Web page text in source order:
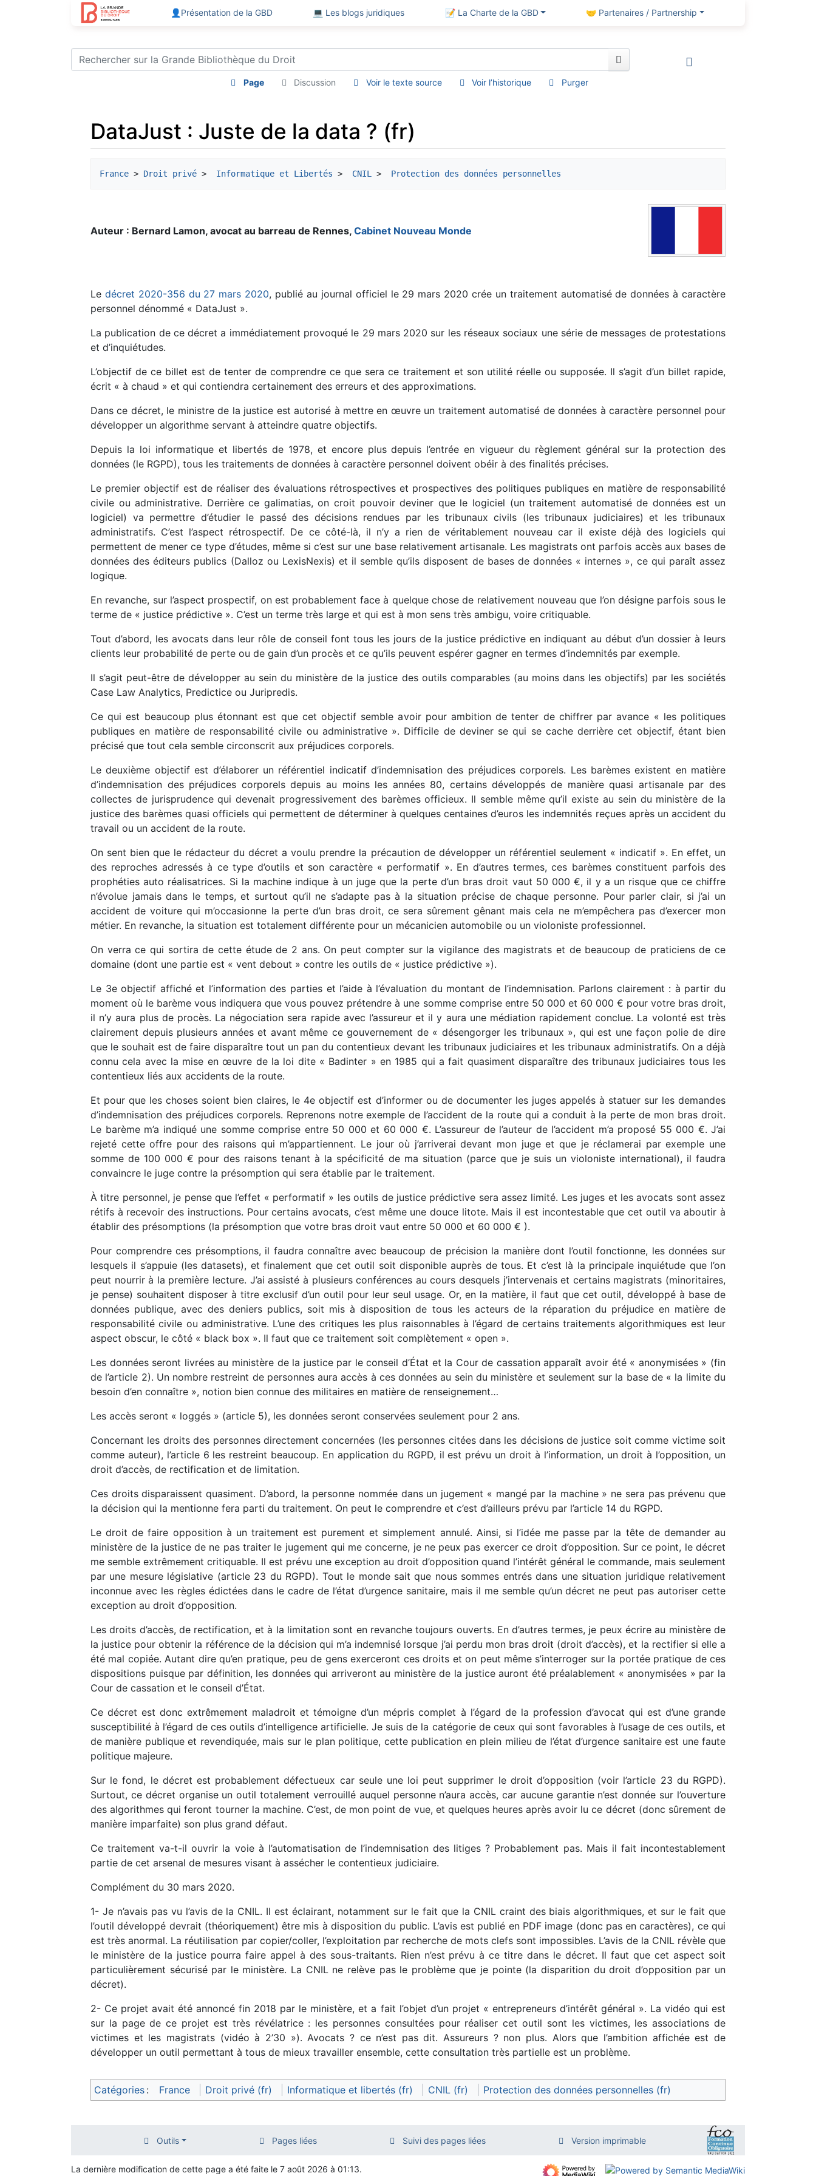
👤Présentation de la GBD 💻 Les blogs juridiques 📝 La Charte de la GBD 🤝 Partenaires / Partnership
Page Discussion Voir le texte source Voir l’historique Purger
DataJust : Juste de la data ? (fr)
France > Droit privé > Informatique et Libertés > CNIL > Protection des données personnelles
Auteur : Bernard Lamon, avocat au barreau de Rennes, Cabinet Nouveau Monde
Le décret 2020-356 du 27 mars 2020, publié au journal officiel le 29 mars 2020 crée un traitement automatisé de données à caractère
personnel dénommé « DataJust ».
La publication de ce décret a immédiatement provoqué le 29 mars 2020 sur les réseaux sociaux une série de messages de protestations
et d’inquiétudes.
L’objectif de ce billet est de tenter de comprendre ce que sera ce traitement et son utilité réelle ou supposée. Il s’agit d’un billet rapide,
écrit « à chaud » et qui contiendra certainement des erreurs et des approximations.
Dans ce décret, le ministre de la justice est autorisé à mettre en œuvre un traitement automatisé de données à caractère personnel pour
développer un algorithme servant à atteindre quatre objectifs.
Depuis la loi informatique et libertés de 1978, et encore plus depuis l’entrée en vigueur du règlement général sur la protection des
données (le RGPD), tous les traitements de données à caractère personnel doivent obéir à des finalités précises.
Le premier objectif est de réaliser des évaluations rétrospectives et prospectives des politiques publiques en matière de responsabilité
civile ou administrative. Derrière ce galimatias, on croit pouvoir deviner que le logiciel (un traitement automatisé de données est un
logiciel) va permettre d’étudier le passé des décisions rendues par les tribunaux civils (les tribunaux judiciaires) et les tribunaux
administratifs. C’est l’aspect rétrospectif. De ce côté-là, il n’y a rien de véritablement nouveau car il existe déjà des logiciels qui
permettent de mener ce type d’études, même si c’est sur une base relativement artisanale. Les magistrats ont parfois accès aux bases de
données des éditeurs publics (Dalloz ou LexisNexis) et il semble qu’ils disposent de bases de données « internes », ce qui paraît assez
logique.
En revanche, sur l’aspect prospectif, on est probablement face à quelque chose de relativement nouveau que l’on désigne parfois sous le
terme de « justice prédictive ». C’est un terme très large et qui est à mon sens très ambigu, voire critiquable.
Tout d’abord, les avocats dans leur rôle de conseil font tous les jours de la justice prédictive en indiquant au début d’un dossier à leurs
clients leur probabilité de perte ou de gain d’un procès et ce qu’ils peuvent espérer gagner en termes d’indemnités par exemple.
Il s’agit peut-être de développer au sein du ministère de la justice des outils comparables (au moins dans les objectifs) par les sociétés
Case Law Analytics, Predictice ou Juripredis.
Ce qui est beaucoup plus étonnant est que cet objectif semble avoir pour ambition de tenter de chiffrer par avance « les politiques
publiques en matière de responsabilité civile ou administrative ». Difficile de deviner se qui se cache derrière cet objectif, étant bien
précisé que tout cela semble circonscrit aux préjudices corporels.
Le deuxième objectif est d’élaborer un référentiel indicatif d’indemnisation des préjudices corporels. Les barèmes existent en matière
d’indemnisation des préjudices corporels depuis au moins les années 80, certains développés de manière quasi artisanale par des
collectes de jurisprudence qui devenait progressivement des barèmes officieux. Il semble même qu’il existe au sein du ministère de la
justice des barèmes quasi officiels qui permettent de déterminer à quelques centaines d’euros les indemnités reçues après un accident du
travail ou un accident de la route.
On sent bien que le rédacteur du décret a voulu prendre la précaution de développer un référentiel seulement « indicatif ». En effet, un
des reproches adressés à ce type d’outils et son caractère « performatif ». En d’autres termes, ces barèmes constituent parfois des
prophéties auto réalisatrices. Si la machine indique à un juge que la perte d’un bras droit vaut 50 000 €, il y a un risque que ce chiffre
n’évolue jamais dans le temps, et surtout qu’il ne s’adapte pas à la situation précise de chaque personne. Pour parler clair, si j’ai un
accident de voiture qui m’occasionne la perte d’un bras droit, ce sera sûrement gênant mais cela ne m’empêchera pas d’exercer mon
métier. En revanche, la situation est totalement différente pour un mécanicien automobile ou un violoniste professionnel.
On verra ce qui sortira de cette étude de 2 ans. On peut compter sur la vigilance des magistrats et de beaucoup de praticiens de ce
domaine (dont une partie est « vent debout » contre les outils de « justice prédictive »).
Le 3e objectif affiché et l’information des parties et l’aide à l’évaluation du montant de l’indemnisation. Parlons clairement : à partir du
moment où le barème vous indiquera que vous pouvez prétendre à une somme comprise entre 50 000 et 60 000 € pour votre bras droit,
il n’y aura plus de procès. La négociation sera rapide avec l’assureur et il y aura une médiation rapidement conclue. La volonté est très
clairement depuis plusieurs années et avant même ce gouvernement de « désengorger les tribunaux », qui est une façon polie de dire
que le souhait est de faire disparaître tout un pan du contentieux devant les tribunaux judiciaires et les tribunaux administratifs. On a déjà
connu cela avec la mise en œuvre de la loi dite « Badinter » en 1985 qui a fait quasiment disparaître des tribunaux judiciaires tous les
contentieux liés aux accidents de la route.
Et pour que les choses soient bien claires, le 4e objectif est d’informer ou de documenter les juges appelés à statuer sur les demandes
d’indemnisation des préjudices corporels. Reprenons notre exemple de l’accident de la route qui a conduit à la perte de mon bras droit.
Le barème m’a indiqué une somme comprise entre 50 000 et 60 000 €. L’assureur de l’auteur de l’accident m’a proposé 55 000 €. J’ai
rejeté cette offre pour des raisons qui m’appartiennent. Le jour où j’arriverai devant mon juge et que je réclamerai par exemple une
somme de 100 000 € pour des raisons tenant à la spécificité de ma situation (parce que je suis un violoniste international), il faudra
convaincre le juge contre la présomption qui sera établie par le traitement.
À titre personnel, je pense que l’effet « performatif » les outils de justice prédictive sera assez limité. Les juges et les avocats sont assez
rétifs à recevoir des instructions. Pour certains avocats, c’est même une douce litote. Mais il est incontestable que cet outil va aboutir à
établir des présomptions (la présomption que votre bras droit vaut entre 50 000 et 60 000 € ).
Pour comprendre ces présomptions, il faudra connaître avec beaucoup de précision la manière dont l’outil fonctionne, les données sur
lesquels il s’appuie (les datasets), et finalement que cet outil soit disponible auprès de tous. Et c’est là la principale inquiétude que l’on
peut nourrir à la première lecture. J’ai assisté à plusieurs conférences au cours desquels j’intervenais et certains magistrats (minoritaires,
je pense) souhaitent disposer à titre exclusif d’un outil pour leur seul usage. Or, en la matière, il faut que cet outil, développé à base de
données publique, avec des deniers publics, soit mis à disposition de tous les acteurs de la réparation du préjudice en matière de
responsabilité civile ou administrative. L’une des critiques les plus raisonnables à l’égard de certains traitements algorithmiques est leur
aspect obscur, le côté « black box ». Il faut que ce traitement soit complètement « open ».
Les données seront livrées au ministère de la justice par le conseil d’État et la Cour de cassation apparaît avoir été « anonymisées » (fin
de l’article 2). Un nombre restreint de personnes aura accès à ces données au sein du ministère et seulement sur la base de « la limite du
besoin d’en connaître », notion bien connue des militaires en matière de renseignement…
Les accès seront « loggés » (article 5), les données seront conservées seulement pour 2 ans.
Concernant les droits des personnes directement concernées (les personnes citées dans les décisions de justice soit comme victime soit
comme auteur), l’article 6 les restreint beaucoup. En application du RGPD, il est prévu un droit à l’information, un droit à l’opposition, un
droit d’accès, de rectification et de limitation.
Ces droits disparaissent quasiment. D’abord, la personne nommée dans un jugement « mangé par la machine » ne sera pas prévenu que
la décision qui la mentionne fera parti du traitement. On peut le comprendre et c’est d’ailleurs prévu par l’article 14 du RGPD.
Le droit de faire opposition à un traitement est purement et simplement annulé. Ainsi, si l’idée me passe par la tête de demander au
ministère de la justice de ne pas traiter le jugement qui me concerne, je ne peux pas exercer ce droit d’opposition. Sur ce point, le décret
me semble extrêmement critiquable. Il est prévu une exception au droit d’opposition quand l’intérêt général le commande, mais seulement
par une mesure législative (article 23 du RGPD). Tout le monde sait que nous sommes entrés dans une situation juridique relativement
inconnue avec les règles édictées dans le cadre de l’état d’urgence sanitaire, mais il me semble qu’un décret ne peut pas autoriser cette
exception au droit d’opposition.
Les droits d’accès, de rectification, et à la limitation sont en revanche toujours ouverts. En d’autres termes, je peux écrire au ministère de
la justice pour obtenir la référence de la décision qui m’a indemnisé lorsque j’ai perdu mon bras droit (droit d’accès), et la rectifier si elle a
été mal copiée. Autant dire qu’en pratique, peu de gens exerceront ces droits et on peut même s’interroger sur la portée pratique de ces
dispositions puisque par définition, les données qui arriveront au ministère de la justice auront été préalablement « anonymisées » par la
Cour de cassation et le conseil d’État.
Ce décret est donc extrêmement maladroit et témoigne d’un mépris complet à l’égard de la profession d’avocat qui est d’une grande
susceptibilité à l’égard de ces outils d’intelligence artificielle. Je suis de la catégorie de ceux qui sont favorables à l’usage de ces outils, et
de manière publique et revendiquée, mais sur le plan politique, cette publication en plein milieu de l’état d’urgence sanitaire est une faute
politique majeure.
Sur le fond, le décret est probablement défectueux car seule une loi peut supprimer le droit d’opposition (voir l’article 23 du RGPD).
Surtout, ce décret organise un outil totalement verrouillé auquel personne n’aura accès, car aucune garantie n’est donnée sur l’ouverture
des algorithmes qui feront tourner la machine. C’est, de mon point de vue, et quelques heures après avoir lu ce décret (donc sûrement de
manière imparfaite) son plus grand défaut.
Ce traitement va-t-il ouvrir la voie à l’automatisation de l’indemnisation des litiges ? Probablement pas. Mais il fait incontestablement
partie de cet arsenal de mesures visant à assécher le contentieux judiciaire.
Complément du 30 mars 2020.
1- Je n’avais pas vu l’avis de la CNIL. Il est éclairant, notamment sur le fait que la CNIL craint des biais algorithmiques, et sur le fait que
l’outil développé devrait (théoriquement) être mis à disposition du public. L’avis est publié en PDF image (donc pas en caractères), ce qui
est très anormal. La réutilisation par copier/coller, l’exploitation par recherche de mots clefs sont impossibles. L’avis de la CNIL révèle que
le ministère de la justice pourra faire appel à des sous-traitants. Rien n’est prévu à ce titre dans le décret. Il faut que cet aspect soit
particulièrement sécurisé par le ministère. La CNIL ne relève pas le problème que je pointe (la disparition du droit d’opposition par un
décret).
2- Ce projet avait été annoncé fin 2018 par le ministère, et a fait l’objet d’un projet « entrepreneurs d’intérêt général ». La vidéo qui est
sur la page de ce projet est très révélatrice : les personnes consultées pour réaliser cet outil sont les victimes, les associations de
victimes et les magistrats (vidéo à 2’30 »). Avocats ? ce n’est pas dit. Assureurs ? non plus. Alors que l’ambition affichée est de
développer un outil permettant à tous de mieux travailler ensemble, cette consultation très partielle est un problème.
Catégories : France Droit privé (fr) Informatique et libertés (fr) CNIL (fr) Protection des données personnelles (fr)
Outils Pages liées Suivi des pages liées Version imprimable
La dernière modification de cette page a été faite le 7 août 2026 à 01:13.